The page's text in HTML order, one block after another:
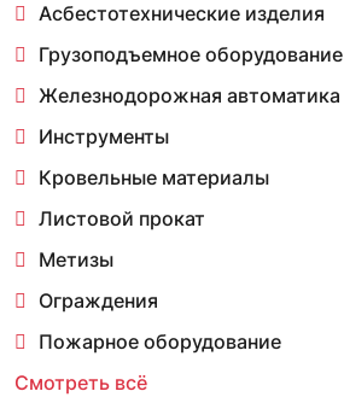
Асбестотехнические изделия
Грузоподъемное оборудование
Железнодорожная автоматика
Инструменты
Кровельные материалы
Листовой прокат
Метизы
Ограждения
Пожарное оборудование
Смотреть всё